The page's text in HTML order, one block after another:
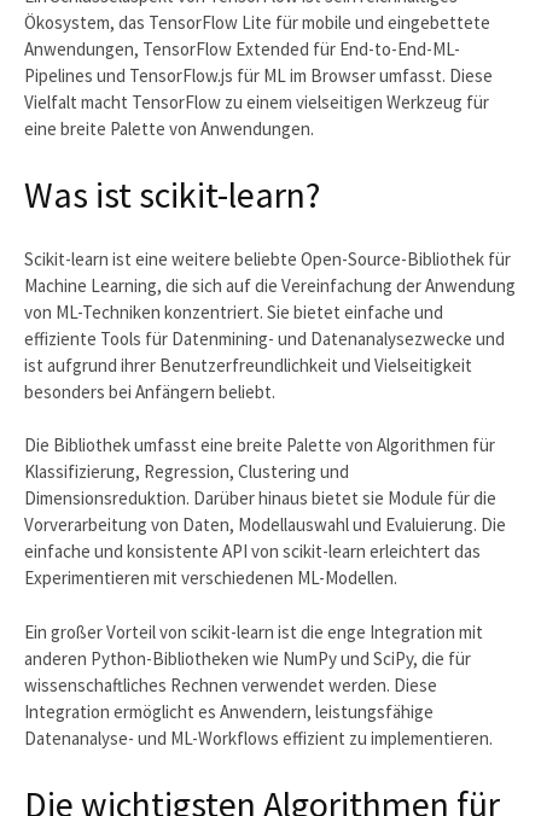
Ökosystem, das TensorFlow Lite für mobile und eingebettete
Anwendungen, TensorFlow Extended für End-to-End-ML-
Pipelines und TensorFlow.js für ML im Browser umfasst. Diese
Vielfalt macht TensorFlow zu einem vielseitigen Werkzeug für
eine breite Palette von Anwendungen.
Was ist scikit-learn?
Scikit-learn ist eine weitere beliebte Open-Source-Bibliothek für
Machine Learning, die sich auf die Vereinfachung der Anwendung
von ML-Techniken konzentriert. Sie bietet einfache und
effiziente Tools für Datenmining- und Datenanalysezwecke und
ist aufgrund ihrer Benutzerfreundlichkeit und Vielseitigkeit
besonders bei Anfängern beliebt.
Die Bibliothek umfasst eine breite Palette von Algorithmen für
Klassifizierung, Regression, Clustering und
Dimensionsreduktion. Darüber hinaus bietet sie Module für die
Vorverarbeitung von Daten, Modellauswahl und Evaluierung. Die
einfache und konsistente API von scikit-learn erleichtert das
Experimentieren mit verschiedenen ML-Modellen.
Ein großer Vorteil von scikit-learn ist die enge Integration mit
anderen Python-Bibliotheken wie NumPy und SciPy, die für
wissenschaftliches Rechnen verwendet werden. Diese
Integration ermöglicht es Anwendern, leistungsfähige
Datenanalyse- und ML-Workflows effizient zu implementieren.
Die wichtigsten Algorithmen für